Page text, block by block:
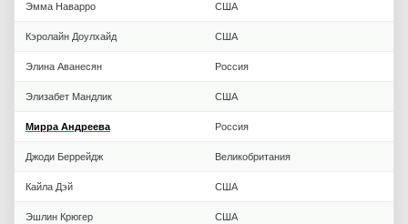
Эмма Наварро США
Кэролайн Доулхайд США
Элина Аванесян Россия
Элизабет Мандлик США
Мирра Андреева Россия
Джоди Беррейдж Великобритания
Кайла Дэй США
Эшлин Крюгер США